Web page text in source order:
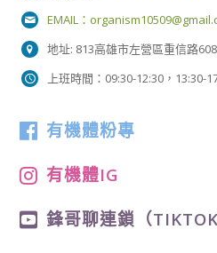
EMAIL：
地址: 813高雄市左營區重信路
上班時間：09:30-12:30，13:30-
有機體粉專
有機體IG
鋒哥聊連鎖（